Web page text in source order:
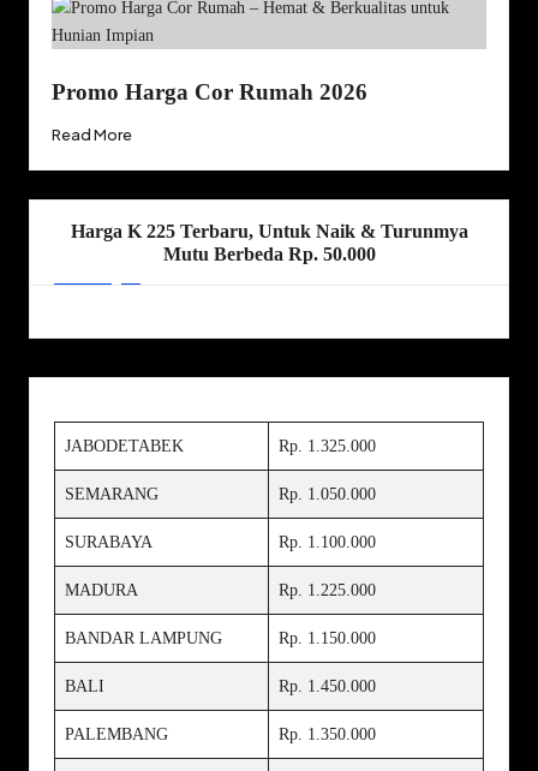
Promo Harga Cor Rumah 2026
Read More
Harga K 225 Terbaru, Untuk Naik & Turunmya
Mutu Berbeda Rp. 50.000
JABODETABEK Rp. 1.325.000
SEMARANG Rp. 1.050.000
SURABAYA Rp. 1.100.000
MADURA Rp. 1.225.000
BANDAR LAMPUNG Rp. 1.150.000
BALI Rp. 1.450.000
PALEMBANG Rp. 1.350.000